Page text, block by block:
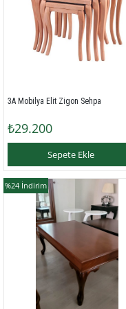
3A Mobilya Elit Zigon Sehpa
₺29.200
Sepete Ekle
%24 İndirim